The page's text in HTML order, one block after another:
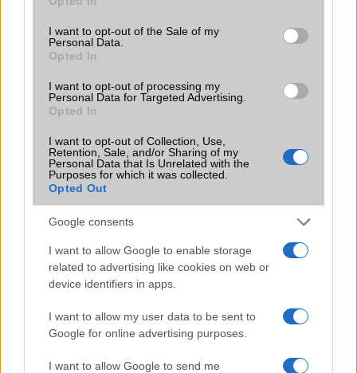
use your data for below specified purposes in below Google
consent section.
I want to opt-out of the Sale of my
Personal Data.
Opted In
I want to opt-out of processing my
Personal Data for Targeted Advertising.
Opted In
I want to opt-out of Collection, Use,
Retention, Sale, and/or Sharing of my
Personal Data that Is Unrelated with the
Purposes for which it was collected.
Opted Out
Google consents
I want to allow Google to enable storage
related to advertising like cookies on web or
device identifiers in apps.
I want to allow my user data to be sent to
Google for online advertising purposes.
I want to allow Google to send me
Samsung
Xiaomi
ZTE
Mennyibe kerül
Keressen a telefonboltok ajánlatai között!